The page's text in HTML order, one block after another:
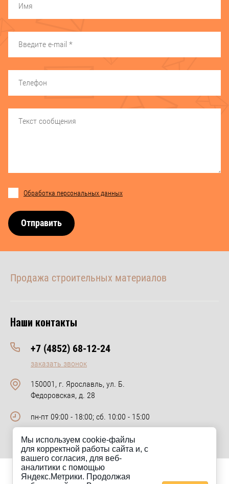
Обработка персональных данных
Отправить
Продажа строительных материалов
Наши контакты
+7 (4852) 68-12-24
заказать звонок
150001, г. Ярославль, ул. Б.
Федоровская, д. 28
пн-пт 09:00 - 18:00; сб. 10:00 - 15:00
Сайт km-keramik.ru носит исключительно информационный
Мы используем cookie-файлы
для корректной работы сайта и, с
вашего согласия, для веб-
аналитики с помощью
Яндекс.Метрики. Продолжая